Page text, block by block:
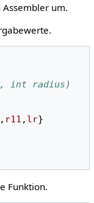
um.
int radius)
, r11 , lr}
Funktion.